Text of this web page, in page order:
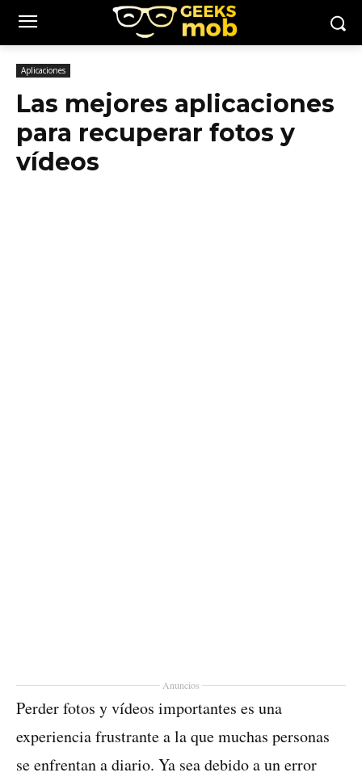
Aplicaciones
Las mejores aplicaciones
para recuperar fotos y
vídeos
Anuncios
Perder fotos y vídeos importantes es una
experiencia frustrante a la que muchas personas
se enfrentan a diario. Ya sea debido a un error